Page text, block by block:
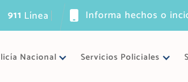
ica deem Informa hechos o
Nacional Servicios Policiales